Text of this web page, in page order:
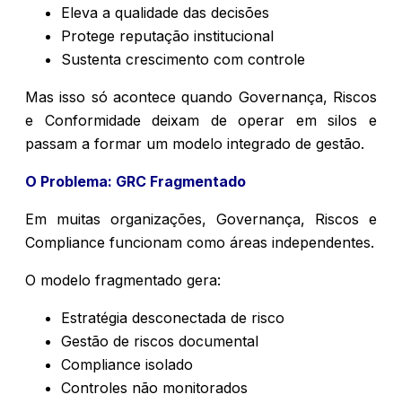
Eleva a qualidade das decisões
Protege reputação institucional
Sustenta crescimento com controle
Mas isso só acontece quando Governança, Riscos
e Conformidade deixam de operar em silos e
passam a formar um modelo integrado de gestão.
O Problema: GRC Fragmentado
Em muitas organizações, Governança, Riscos e
Compliance funcionam como áreas independentes.
O modelo fragmentado gera:
Estratégia desconectada de risco
Gestão de riscos documental
Compliance isolado
Controles não monitorados